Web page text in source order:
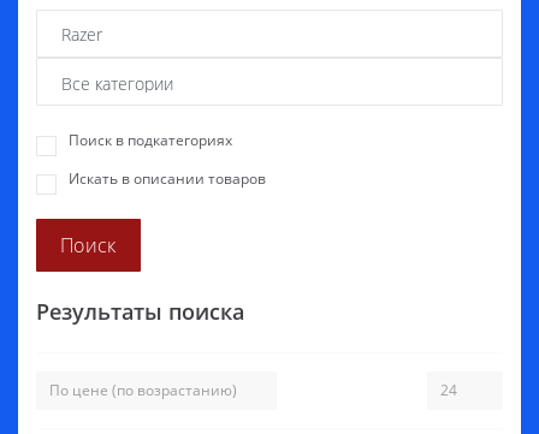
Поиск в подкатегориях
Искать в описании товаров
Результаты поиска